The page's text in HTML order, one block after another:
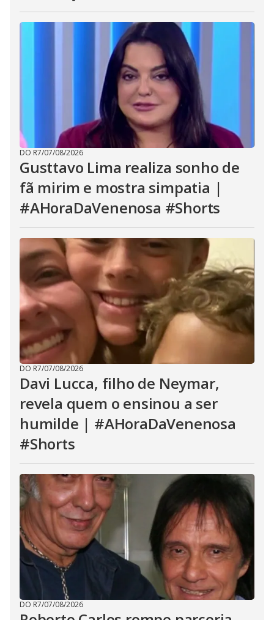
DO R7/07/08/2026
Gusttavo Lima realiza sonho de
fã mirim e mostra simpatia |
#AHoraDaVenenosa #Shorts
DO R7/07/08/2026
Davi Lucca, filho de Neymar,
revela quem o ensinou a ser
humilde | #AHoraDaVenenosa
#Shorts
DO R7/07/08/2026